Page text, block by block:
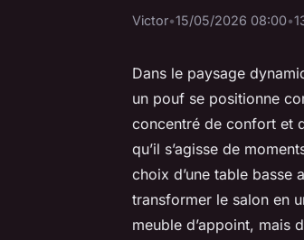
Victor•15/05/2026 08:00•
Dans le paysage
un pouf se positionne
concentré de confort et
qu’il s’agisse de
choix d’une table
transformer le salon en
meuble d’appoint, mais